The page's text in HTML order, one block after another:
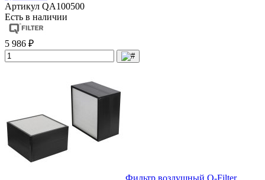
Артикул QA100500
Есть в наличии
5 986 ₽
Фильтр воздушный Q-Filter